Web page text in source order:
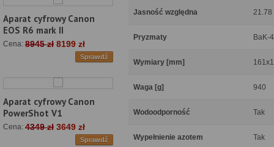
Aparat cyfrowy Canon
EOS R6 mark II
Cena: 8945 zł 8199 zł
Sprawdź
Aparat cyfrowy Canon
PowerShot V1
Cena: 4349 zł 3649 zł
Sprawdź
Jasność względna 21.78
Pryzmaty BaK-
Wymiary [mm]
Waga [g] 940
Wodoodporność Tak
Wypełnienie azotem Tak